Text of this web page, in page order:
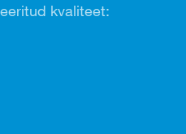
kvaliteet: